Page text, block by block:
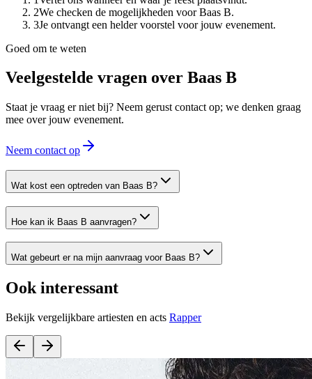
2We checken de mogelijkheden voor Baas B.
3Je ontvangt een helder voorstel voor jouw evenement.
Goed om te weten
Veelgestelde vragen over Baas B
Staat je vraag er niet bij? Neem gerust contact op; we denken graag
mee over jouw evenement.
Neem contact op
Wat kost een optreden van Baas B?
Hoe kan ik Baas B aanvragen?
Wat gebeurt er na mijn aanvraag voor Baas B?
Ook interessant
Bekijk vergelijkbare artiesten en acts Rapper